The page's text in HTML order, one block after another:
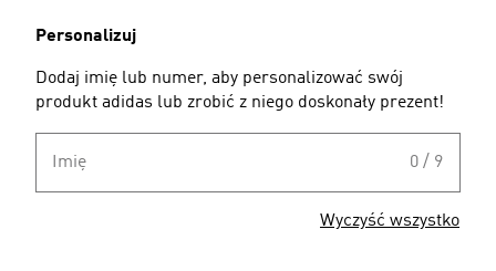
Personalizuj
Dodaj imię lub numer, aby personalizować swój
produkt adidas lub zrobić z niego doskonały prezent!
Imię 0 / 9
Wyczyść wszystko